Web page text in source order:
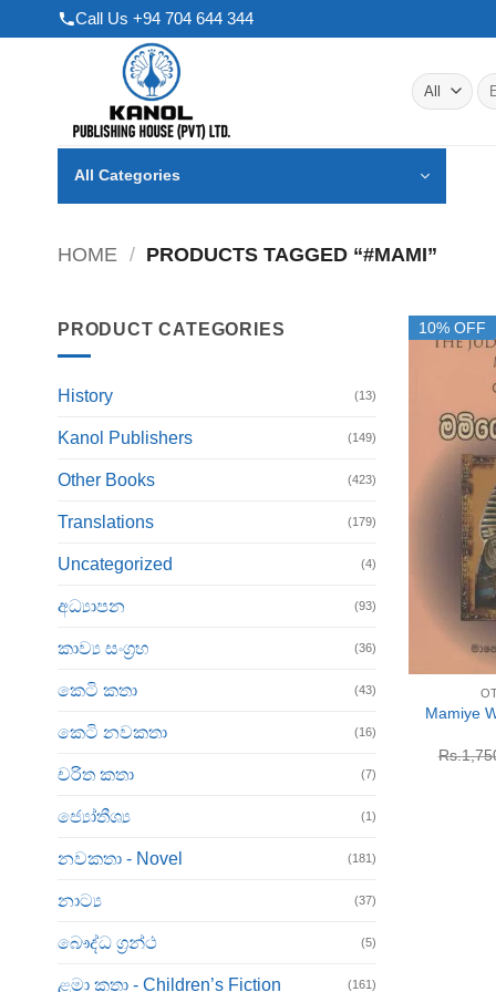
to
Call Us +94 704 644 344
for:
All Categories
HOME / PRODUCTS TAGGED “#MAMI”
PRODUCT CATEGORIES
History (13)
Kanol Publishers (149)
Other Books (423)
Translations (179)
Uncategorized (4)
අධ්‍යාපන (93)
කාව්‍ය සංග්‍රහ (36)
කෙටි කතා (43)
කෙටි නවකතා (16)
චරිත කතා (7)
ජ්‍යෝතීශ්‍ය (1)
නවකතා - Novel (181)
නාට්‍ය (37)
බෞද්ධ ග්‍රන්ථ (5)
ළමා කතා - Children’s Fiction (161)
10% OFF
Mamiye
Rs.